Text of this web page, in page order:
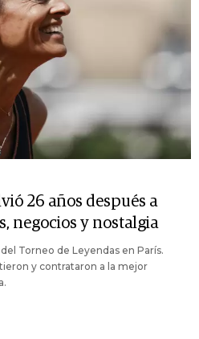
26 años después a
negocios y nostalgia
Torneo de Leyendas en París.
y contrataron a la mejor